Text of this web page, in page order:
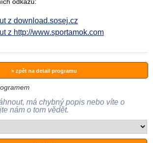
z download.sosej.cz
z http://www.sportamok.com
» zpět na detail programu
má chybný popis nebo víte o
nám o tom vědět.